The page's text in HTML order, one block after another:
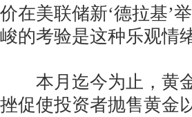
价在美联储新‘德拉基’
峻的考验是这种乐观情
本月迄今为止，黄金
挫促使投资者抛售黄金